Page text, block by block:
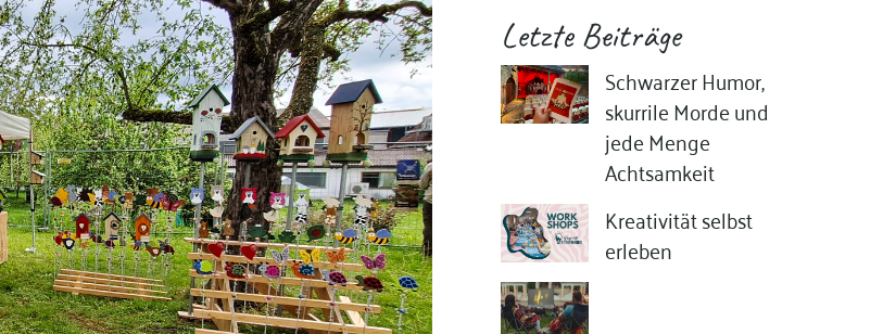
Letzte Beiträge
Schwarzer Humor,
skurrile Morde und
jede Menge
Achtsamkeit
Kreativität selbst
erleben